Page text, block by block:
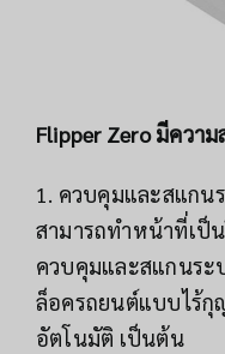
Flipper Zero มีควา
1. ควบคุมและสแกน
สามารถทำหน้าที่เป็
ควบคุมและสแกนระ
ล็อครถยนต์แบบไร้กุ
อัตโนมัติ เป็นต้น